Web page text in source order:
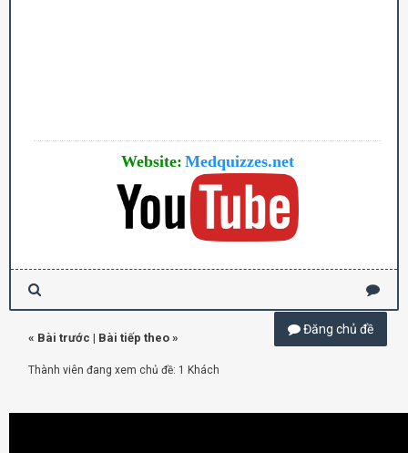
Website: Medquizzes.net
Đăng chủ đề
« Bài trước | Bài tiếp theo »
Thành viên đang xem chủ đề: 1 Khách